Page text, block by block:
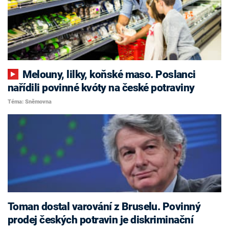
nařídili povinné kvóty na české potraviny
Téma: Sněmovna
Toman dostal varování z Bruselu. Povinný
prodej českých potravin je diskriminační